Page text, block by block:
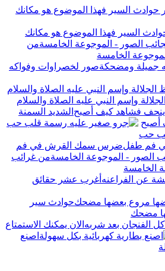
السير فهذا الموضوع هو مكانك
من
الخامسة
صور لخصراوات وفواكه
وإسم النبي عليه الصلاة والسلام
الشديد السمنة
أصبح
حب
ضرس سمك القرش في فم
من غرائب
الخامسة
أغرب عشر حقائق
حوادث سير
مضحك
الان يمكنك الاستمتاع
اصنع